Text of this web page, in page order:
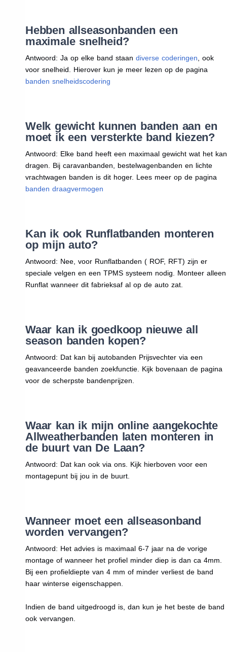
Hebben allseasonbanden een
maximale snelheid?
Antwoord: Ja op elke band staan diverse coderingen , ook
voor snelheid. Hierover kun je meer lezen op de pagina
banden snelheidscodering
Welk gewicht kunnen banden aan en
moet ik een versterkte band kiezen?
Antwoord: Elke band heeft een maximaal gewicht wat het kan
dragen. Bij caravanbanden, bestelwagenbanden en lichte
vrachtwagen banden is dit hoger. Lees meer op de pagina
banden draagvermogen
Kan ik ook Runflatbanden monteren
op mijn auto?
Antwoord: Nee, voor Runflatbanden ( ROF, RFT) zijn er
speciale velgen en een TPMS systeem nodig. Monteer alleen
Runflat wanneer dit fabrieksaf al op de auto zat.
Waar kan ik goedkoop nieuwe all
season banden kopen?
Antwoord: Dat kan bij autobanden Prijsvechter via een
geavanceerde banden zoekfunctie. Kijk bovenaan de pagina
voor de scherpste bandenprijzen.
Waar kan ik mijn online aangekochte
Allweatherbanden laten monteren in
de buurt van De Laan?
Antwoord: Dat kan ook via ons. Kijk hierboven voor een
montagepunt bij jou in de buurt.
Wanneer moet een allseasonband
worden vervangen?
Antwoord: Het advies is maximaal 6-7 jaar na de vorige
montage of wanneer het profiel minder diep is dan ca 4mm.
Bij een profieldiepte van 4 mm of minder verliest de band
haar winterse eigenschappen.
Indien de band uitgedroogd is, dan kun je het beste de band
ook vervangen.